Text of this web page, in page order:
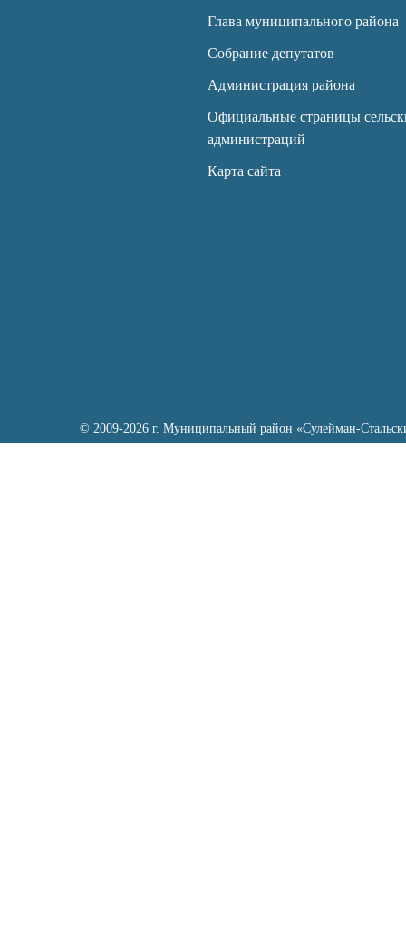
Глава муниципального района
Собрание депутатов
Администрация района
Официальные страницы
администраций
Карта сайта
© 2009-2026 г. Муниципальный район «Сулейман-